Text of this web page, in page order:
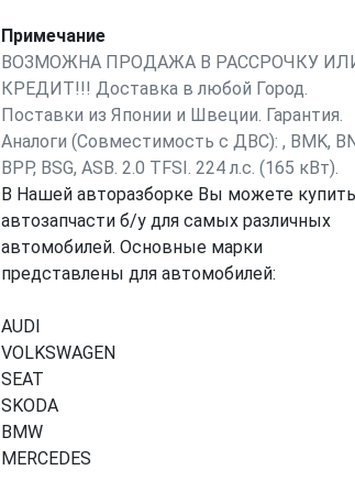
Примечание
ВОЗМОЖНА ПРОДАЖА В РАССРОЧКУ
КРЕДИТ!!! Доставка в любой Город.
Поставки из Японии и Швеции. Гарантия.
Аналоги (Совместимость с ДВС): , BMK,
BPP, BSG, ASB. 2.0 TFSI. 224 л.с. (165 кВт).
В Нашей авторазборке Вы можете купить
автозапчасти б/у для самых различных
автомобилей. Основные марки
представлены для автомобилей:
AUDI
VOLKSWAGEN
SEAT
SKODA
BMW
MERCEDES